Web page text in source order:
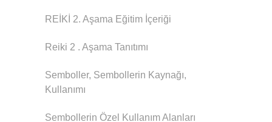
REİKİ 2. Aşama Eğitim İçeriği
Reiki 2 . Aşama Tanıtımı
Semboller, Sembollerin Kaynağı,
Kullanımı
Sembollerin Özel Kullanım Alanları